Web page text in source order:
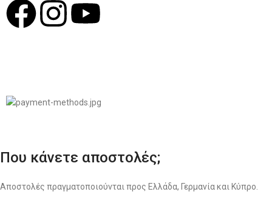
Που κάνετε αποστολές;
Αποστολές πραγματοποιούνται προς Ελλάδα, Γερμανία και Κύπρο.